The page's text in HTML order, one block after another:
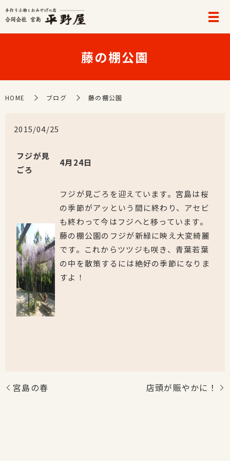
藤の棚公園
HOME ブログ 藤の棚公園
2015/04/25
フジが見
ごろ
4月24日
フジが見ごろを迎えています。宮島は桜
の季節がアッという間に終わり、アセビ
も終わって今はフジへと移っています。
藤の棚公園のフジが新緑に映え大変綺麗
です。これからツツジも咲き、青葉若葉
の中を散策するには絶好の季節になりま
すよ！
宮島の春 店頭が賑やかに！